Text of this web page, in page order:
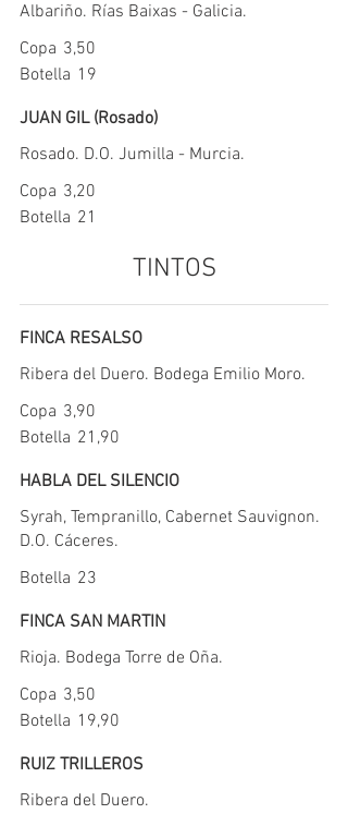
Albariño. Rías Baixas - Galicia.
Copa 3,50
Botella 19
JUAN GIL (Rosado)
Rosado. D.O. Jumilla - Murcia.
Copa 3,20
Botella 21
TINTOS
FINCA RESALSO
Ribera del Duero. Bodega Emilio Moro.
Copa 3,90
Botella 21,90
HABLA DEL SILENCIO
Syrah, Tempranillo, Cabernet Sauvignon.
D.O. Cáceres.
Botella 23
FINCA SAN MARTIN
Rioja. Bodega Torre de Oña.
Copa 3,50
Botella 19,90
RUIZ TRILLEROS
Ribera del Duero.